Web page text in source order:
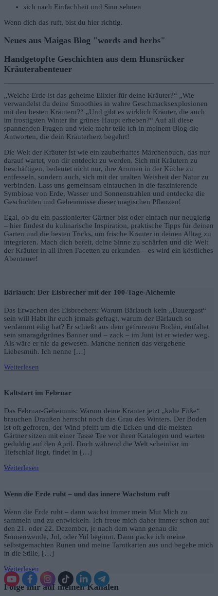
sich nach Einfachheit und Sinn sehnen
Wenn dich das ruft, bist du hier richtig.
Neues aus Maigas Blog "words and herbs"
Handgetopfte Geschichten aus dem Hunsrücker
Kräuterabenteuer
„Welche Erde ist das geheime Elixier für deine Kräuter?“ „Wie
verwandelst du deine Smoothies in wahre Geschmacksexplosionen
mit den besten Kräutern?“ „Und gibt es wirklich Kräuter, die auch
im frostigsten Winter ihr grünes Haupt erheben?“ Auf all diese
spannenden Fragen und viele mehr teile ich in meinem Blog die
Antworten, die dein Kräuterherz begehrt!
Die Welt der Kräuter ist wie ein zauberhaftes Märchenbuch, das nur
darauf wartet, von dir entdeckt zu werden. Sich mit Kräutern zu
beschäftigen, bedeutet nicht nur, ihre Aromen in der Küche zu
entfesseln, sondern auch, sich mit der uralten Weisheit der Natur zu
verbinden. Lass uns gemeinsam eintauchen in die faszinierende
Symbiose von Erde, Wasser und Sonnenstrahlen und entdecke die
Geschichten und Geheimnisse dieser magischen Pflanzen!
Egal, ob du ein passionierter Gärtner bist oder einfach nur neugierig
– hier findest du kulinarische Inspiration, praktische Tipps für deinen
Garten und die besten Tricks, um frische Kräuter in deinen Alltag zu
integrieren. Mach dich bereit, deine Sinne zu schärfen und die Welt
der Kräuter in all ihren Facetten zu erkunden – es wird ein köstliches
Abenteuer!
Bärlauch: Der Eisbrecher mit der 100-Tage-Alchemie
Das Erwachen des Eisbrechers: Warum Bärlauch kein „Dauergast“
sein will Habt ihr euch jemals gefragt, warum der Bärlauch so
verdammt eilig hat? Er schießt aus dem gefrorenen Boden, entfaltet
sein smaragdgrünes Banner und – zack – im Juni ist er wieder weg.
Als wäre er nie da gewesen. Manche nennen das vergebene
Liebesmüh. Ich nenne […]
Weiterlesen
Kaltstart im Februar
Das Februar-Geheimnis: Warum deine Kräuter jetzt „kalte Füße“
brauchen Draußen herrscht noch das Grau des Winters. Der Boden
ist oft gefroren, der Wind pfeift um die Ecken und die meisten
Gärtner sitzen mit einer Tasse Tee vor ihren Katalogen und warten
geduldig auf den April. Doch während die Welt scheinbar im
Tiefschlaf liegt, findet in […]
Weiterlesen
Wenn die Erde ruht – und das innere Wachstum ruft
Wenn die Erde ruht – dann wächst immer mein Mut Mich zu
sammeln und zu entwickeln. Ich freue mich daher immer schon auf
den 21. oder 22. Dezember, je nach dem wann genau die
Sonnenwende, Jul, oder Yul beginnt. Dann packe ich meine
selbstgemachten Runen und meine Tarotkarten aus und begebe mich
in die Stille, […]
Weiterlesen
Folge mir auf meinen Kanälen